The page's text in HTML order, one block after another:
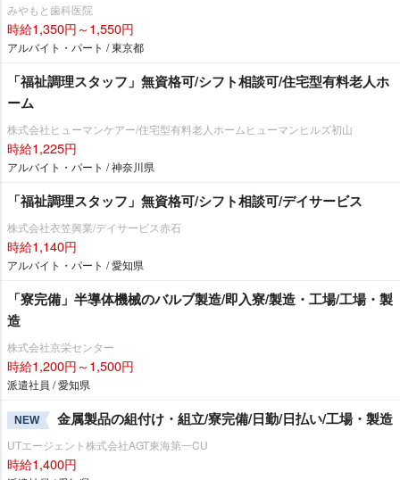
みやもと歯科医院
時給1,350円～1,550円
アルバイト・パート / 東京都
「福祉調理スタッフ」無資格可/シフト相談可/住宅型有料老人ホ
ーム
株式会社ヒューマンケアー/住宅型有料老人ホームヒューマンヒルズ初山
時給1,225円
アルバイト・パート / 神奈川県
「福祉調理スタッフ」無資格可/シフト相談可/デイサービス
株式会社衣笠興業/デイサービス赤石
時給1,140円
アルバイト・パート / 愛知県
「寮完備」半導体機械のバルブ製造/即入寮/製造・工場/工場・製
造
株式会社京栄センター
時給1,200円～1,500円
派遣社員 / 愛知県
NEW 金属製品の組付け・組立/寮完備/日勤/日払い/工場・製造
UTエージェント株式会社AGT東海第一CU
時給1,400円